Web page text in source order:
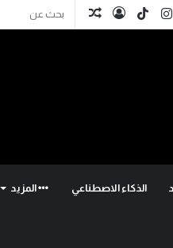
مقالتسجيلTikTokانستقرام
الذكاء الاصطناعي المزيد